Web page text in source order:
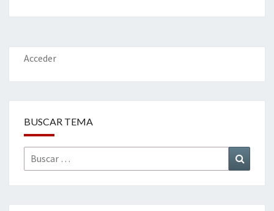
o
o
k
er dI
n
l
p
ar
Acceder
BUSCAR TEMA
Buscar
por: